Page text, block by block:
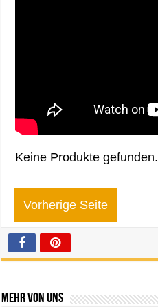
Keine Produkte gefunden.
Vorherige Seite
Mehr von uns